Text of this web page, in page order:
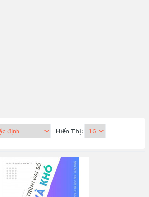
Hiển Thị: